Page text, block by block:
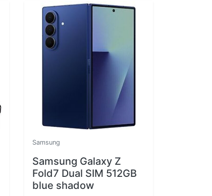
Samsung
Samsung Galaxy Z
Fold7 Dual SIM 512GB
blue shadow